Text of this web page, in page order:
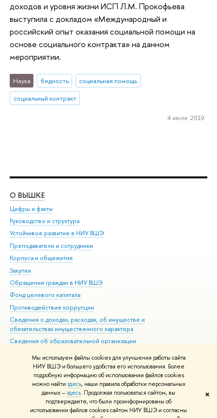
Мы используем файлы cookies для улучшения работы сайта
НИУ ВШЭ и большего удобства его использования. Более
подробную информацию об использовании файлов cookies
можно найти здесь, наши правила обработки персональных
данных –здесь. Продолжая пользоваться сайтом, вы
подтверждаете, что были проинформированы об
использовании файлов cookies сайтом НИУ ВШЭ и согласны
✖
доходов и уровня жизни ИСП Л.М. Прокофьева
выступила с докладом «Международный и
российский опыт оказания социальной помощи на
основе социального контракта» на данном
мероприятии.
Наука бедность
социальная помощь
социальный контракт
4 июля 2019
О ВЫШКЕ
Цифры и факты
Руководство и структура
Устойчивое развитие в НИУ ВШЭ
Преподаватели и сотрудники
Корпуса и общежития
Закупки
Обращения граждан в НИУ ВШЭ
Фонд целевого капитала
Противодействие коррупции
Сведения о доходах, расходах, об имуществе и
обязательствах имущественного характера
Сведения об образовательной организации
Людям с ограниченными возможностями здоровья
Единая платежная страница
Работа в Вышке
© НИУ ВШЭ 1993–2026 Адреса и контакты Условия использования